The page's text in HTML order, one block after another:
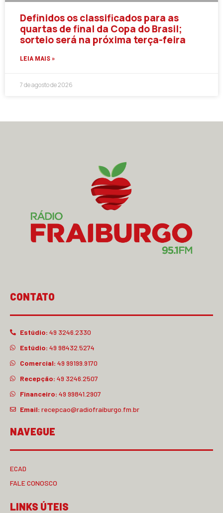
Definidos os classificados para as
quartas de final da Copa do Brasil;
sorteio será na próxima terça-feira
LEIA MAIS »
7 de agosto de 2026
CONTATO
Estúdio: 49 3246.2330
Estúdio: 49 98432.5274
Comercial: 49 99199.9170
Recepção: 49 3246.2507
Financeiro: 49 99841.2907
Email: recepcao@radiofraiburgo.fm.br
NAVEGUE
ECAD
FALE CONOSCO
LINKS ÚTEIS